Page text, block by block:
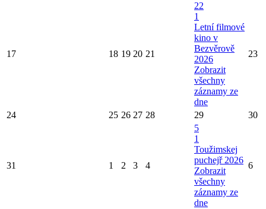
17 18 19 20 21
22
1
Letní filmové
kino v
Bezvěrově
2026
Zobrazit
všechny
záznamy ze
dne
23
24 25 26 27 28 29 30
31 1 2 3 4
5
1
Toužimskej
puchejř 2026
Zobrazit
všechny
záznamy ze
dne
6